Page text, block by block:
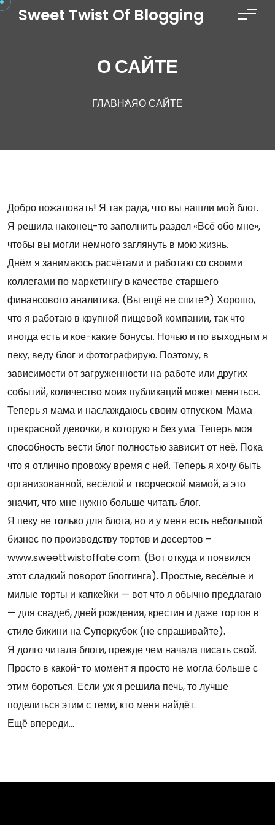
Перейти к содержимому
Sweet Twist Of Blogging
О САЙТЕ
ГЛАВНАЯО САЙТЕ
Добро пожаловать! Я так рада, что вы нашли мой блог.
Я решила наконец-то заполнить раздел «Всё обо мне»,
чтобы вы могли немного заглянуть в мою жизнь.
Днём я занимаюсь расчётами и работаю со своими
коллегами по маркетингу в качестве старшего
финансового аналитика. (Вы ещё не спите?) Хорошо,
что я работаю в крупной пищевой компании, так что
иногда есть и кое-какие бонусы. Ночью и по выходным я
пеку, веду блог и фотографирую. Поэтому, в
зависимости от загруженности на работе или других
событий, количество моих публикаций может меняться.
Теперь я мама и наслаждаюсь своим отпуском. Мама
прекрасной девочки, в которую я без ума. Теперь моя
способность вести блог полностью зависит от неё. Пока
что я отлично провожу время с ней. Теперь я хочу быть
организованной, весёлой и творческой мамой, а это
значит, что мне нужно больше читать блог.
Я пеку не только для блога, но и у меня есть небольшой
бизнес по производству тортов и десертов –
www.sweettwistoffate.com. (Вот откуда и появился
этот сладкий поворот блоггинга). Простые, весёлые и
милые торты и капкейки — вот что я обычно предлагаю
— для свадеб, дней рождения, крестин и даже тортов в
стиле бикини на Суперкубок (не спрашивайте).
Я долго читала блоги, прежде чем начала писать свой.
Просто в какой-то момент я просто не могла больше с
этим бороться. Если уж я решила печь, то лучше
поделиться этим с теми, кто меня найдёт.
Ещё впереди…